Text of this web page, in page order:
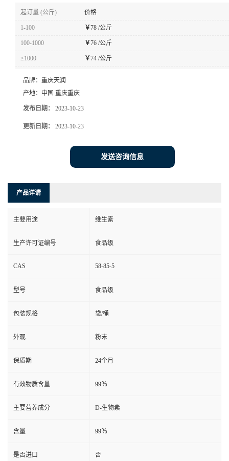
起订量 (公斤) 价格
1-100 ￥78 /公斤
100-1000 ￥76 /公斤
≥1000 ￥74 /公斤
品牌： 重庆天润
产地： 中国 重庆重庆
发布日期： 2023-10-23
更新日期： 2023-10-23
发送咨询信息
产品详请
主要用途 维生素
生产许可证编号 食品级
CAS 58-85-5
型号 食品级
包装规格 袋/桶
外观 粉末
保质期 24个月
有效物质含量 99％
主要营养成分 D-生物素
含量 99％
是否进口 否